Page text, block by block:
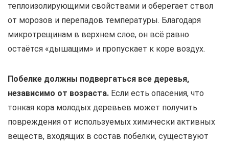
теплоизолирующими свойствами и оберегает ствол
от морозов и перепадов температуры. Благодаря
микротрещинам в верхнем слое, он всё равно
остаётся «дышащим» и пропускает к коре воздух.
Побелке должны подвергаться все деревья,
независимо от возраста. Если есть опасения, что
тонкая кора молодых деревьев может получить
повреждения от используемых химически активных
веществ, входящих в состав побелки, существуют